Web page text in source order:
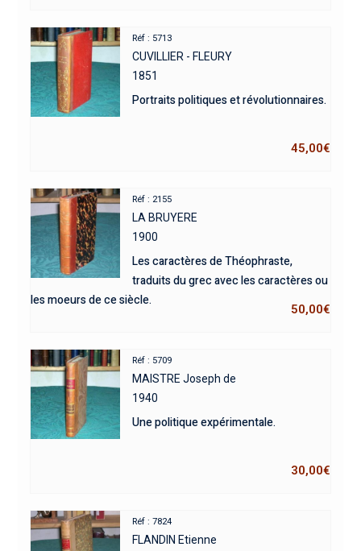
Réf : 5713
CUVILLIER - FLEURY
1851
Portraits politiques et révolutionnaires.
45,00€
Réf : 2155
LA BRUYERE
1900
Les caractères de Théophraste,
traduits du grec avec les caractères ou
les moeurs de ce siècle.
50,00€
Réf : 5709
MAISTRE Joseph de
1940
Une politique expérimentale.
30,00€
Réf : 7824
FLANDIN Etienne